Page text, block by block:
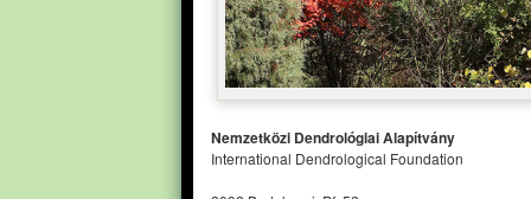
Nemzetközi Dendrológiai Alapítvány
International Dendrological Foundation